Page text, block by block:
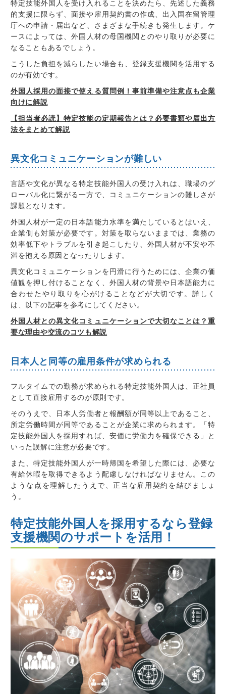
特定技能外国人を受け入れることを決めたら、先述した義務
的支援に限らず、面接や 雇用契約書の作成、出入国在留管理
庁への申請・届出など、さまざまな手続きも発生します。ケ
ースによっては、外国人材の母国機関とのやり取りが必要に
なることもある でしょう。
こうした負担を減らしたい場合も、登録支援機関を活用する
のが有効です。
外国人採用の面接で使える質問例！事前準備や注意点も企業
向けに解説
【担当者必読】特定技能の定期報告とは？必要書類や届出方
法をまとめて解説
異文化コミュニケーションが難しい
言語や文化が異なる特定技能外国人の受け入れは、職場のグ
ローバル化に繋がる一方で、
コミュニケーションの難しさが
課題となります。
外国人材が一定の日本語能力水準を満たしているとはいえ、
企業側も対策が必要です。対策を取らないままでは、業務の
効率低下やトラブルを引き起こしたり、外国人材が不安や不
満を抱える原因となったりします。
異文化コミュニケーションを円滑に行うためには、企業の価
値観を押し付けることなく、外国人材の背景や日本語能力に
合わせたやり取りを心がけることなどが大切です。詳しく
は、以下の記事を参考にしてください。
外国人材との異文化コミュニケーションで大切なことは？重
要な理由や交流のコツも解説
日本人と同等の雇用条件が求められる
フルタイムでの勤務が求められる特定技能外国人は、正社員
として直接雇用するのが原則です。
そのうえで、 日本人労働者と報酬額が同等以上であること 、
所定労働時間が同等であることが企業に求められます。「特
定技能外国人を採用すれば、安価に労働力を確保できる」と
いった誤解に注意が必要です。
また、特定技能外国人が一時帰国を希望した際には、必要な
有給休暇を取得できるよう配慮しなければなりません。 この
ような点を理解したうえで、正当な雇用契約を結びましょ
う。
特定技能外国人を採用するなら登録
支援機関のサポートを活用！